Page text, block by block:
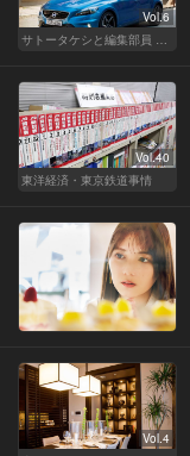
Vol.6
サトータケシと編集部員 船山の"CAR GENTSへの道"
Vol.40
東洋経済・東京鉄道事情
Vol.4